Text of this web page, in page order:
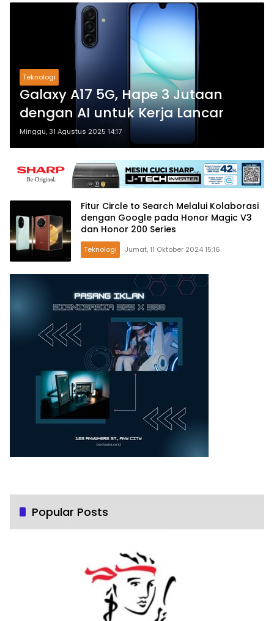
Teknologi
Galaxy A17 5G, Hape 3 Jutaan
dengan AI untuk Kerja Lancar
Minggu, 31 Agustus 2025 14:17
Fitur Circle to Search Melalui Kolaborasi
dengan Google pada Honor Magic V3
dan Honor 200 Series
Teknologi Jumat, 11 Oktober 2024 15:16
Popular Posts